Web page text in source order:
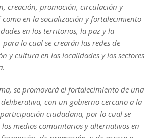
creación, promoción, circulación y
en la socialización y fortalecimiento
en los territorios, la paz y la
para lo cual se crearán las redes de
y cultura en las localidades y los sectores
se promoverá el fortalecimiento de una
con un gobierno cercano a la
ciudadana, por lo cual se
medios comunitarios y alternativos en